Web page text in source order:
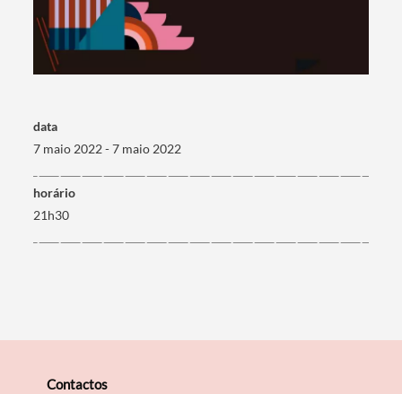
Termo de Pesquisa
Categorias gerais
Filtros
data
7 maio 2022 - 7 maio 2022
horário
21h30
Contactos